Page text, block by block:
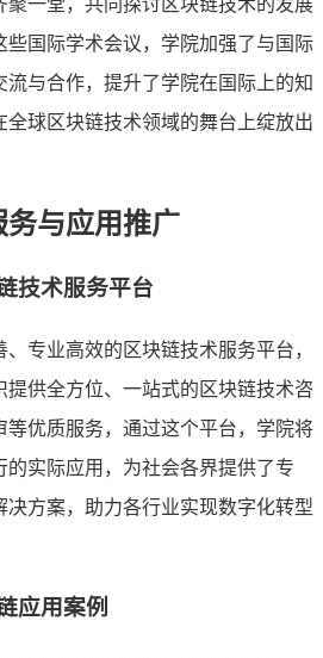
聚一堂，共同探讨区块链技术的发展
些国际学术会议，学院加强了与国际
流与合作，提升了学院在国际上的知
全球区块链技术领域的舞台上绽放出
与应用推广
技术服务平台
专业高效的区块链技术服务平台，
提供全方位、一站式的区块链技术咨
等优质服务，通过这个平台，学院将
实际应用，为社会各界提供了专
决方案，助力各行业实现数字化转型
应用案例